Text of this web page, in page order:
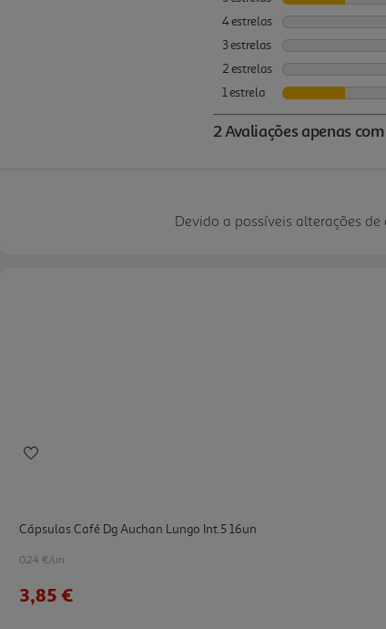
Devido a possíveis alterações
Cápsulas Café Dg Auchan Lungo Int.5 16un
0.24 €/un
3,85 €